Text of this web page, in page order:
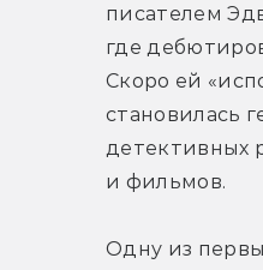
писателем
где
Скоро ей
становилась
детективных
и фильмов.
Одну из